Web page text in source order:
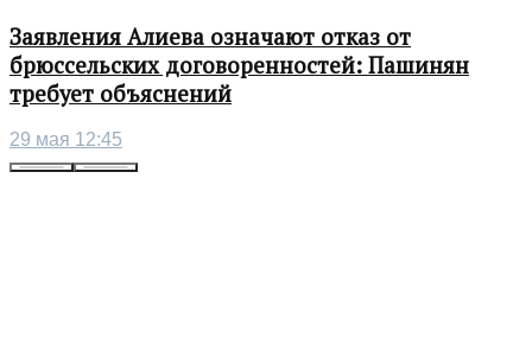
Заявления Алиева означают отказ от
брюссельских договоренностей: Пашинян
требует объяснений
29 мая 12:45